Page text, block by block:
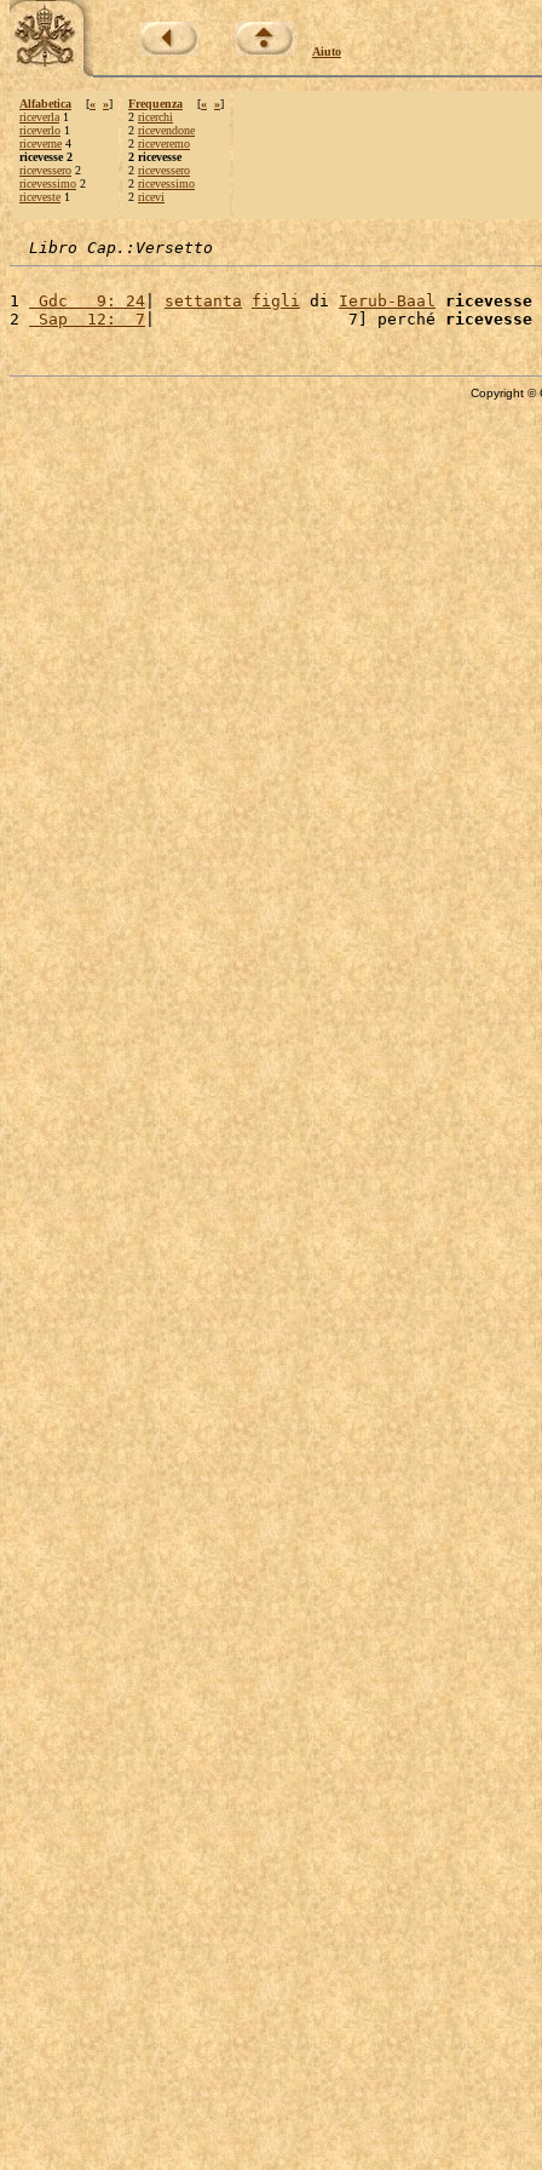
Aiuto
Alfabetica [« »]
riceverla 1
riceverlo 1
riceverne 4
ricevesse 2
ricevessero 2
ricevessimo 2
riceveste 1
Frequenza [« »]
2 ricerchi
2 ricevendone
2 riceveremo
2 ricevesse
2 ricevessero
2 ricevessimo
2 ricevi
Libro Cap.:Versetto
1 Gdc   9: 24| settanta figli di Ierub-Baal ricevesse
2
Sap  12:  7 |                    7] perché ricevesse
Copyright ©